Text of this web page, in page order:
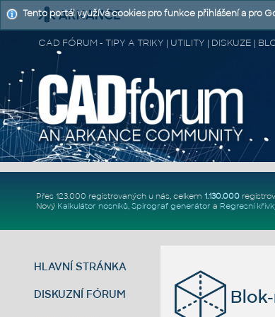
CAD FÓRUM - TIPY A TRIKY | UTILITY | DISKUZE |
Přes 123.000 registrovaných u nás, celkem 1.130.000
Nový Kalkulátor nosníků, Spirograf generátor a Regresní
HLAVNÍ STRÁNKA
DISKUZNÍ FÓRUM
Tento portál využívá cookies pro funkce přihlášení a pro